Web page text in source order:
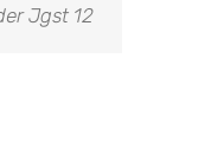
Jgst 12